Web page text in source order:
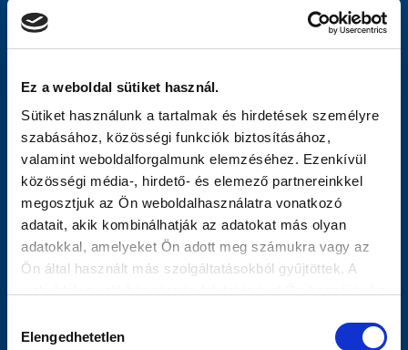
Ez a weboldal sütiket használ.
Sütiket használunk a tartalmak és hirdetések személyre
szabásához, közösségi funkciók biztosításához,
valamint weboldalforgalmunk elemzéséhez. Ezenkívül
közösségi média-, hirdető- és elemező partnereinkkel
megosztjuk az Ön weboldalhasználatra vonatkozó
adatait, akik kombinálhatják az adatokat más olyan
adatokkal, amelyeket Ön adott meg számukra vagy az
Ön által használt más szolgáltatásokból gyűjtöttek. A
kiválasztása
Elengedhetetlen
SZURKOLÓI ÉLMÉNYEK
AKKREDITÁCIÓ
OLDALTÉRKÉP
Nyitólap
Csapatok
Mérkőzések
MTK Budapest
Múltidézés
Stratégia
Vezetőség
Gedeon